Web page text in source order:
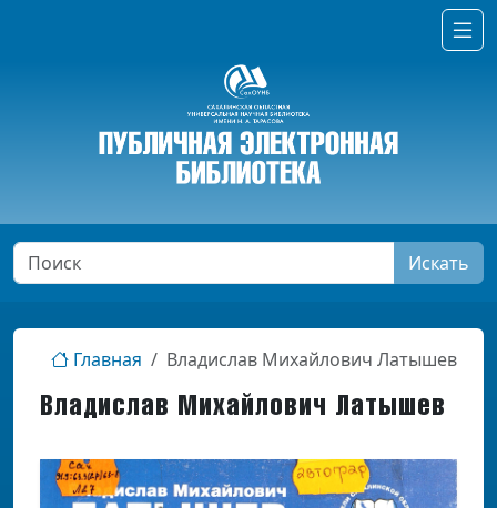
Искать
Главная Владислав Михайлович Латышев
Владислав Михайлович Латышев